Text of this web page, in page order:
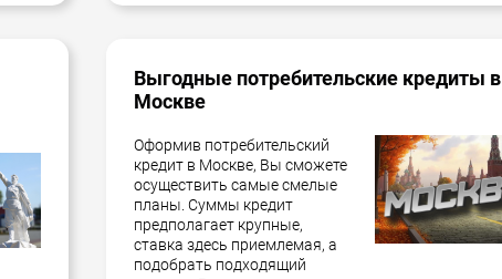
Выгодные потребительские кредиты в
Москве
Оформив потребительский
кредит в Москве, Вы сможете
осуществить самые смелые
планы. Суммы кредит
предполагает крупные,
ставка здесь приемлемая, а
подобрать подходящий